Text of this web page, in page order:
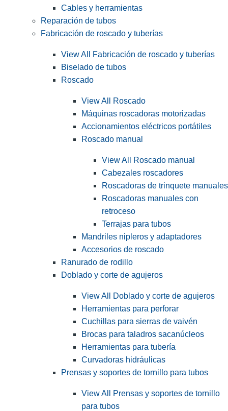
Cables y herramientas
Reparación de tubos
Fabricación de roscado y tuberías
View All Fabricación de roscado y tuberías
Biselado de tubos
Roscado
View All Roscado
Máquinas roscadoras motorizadas
Accionamientos eléctricos portátiles
Roscado manual
View All Roscado manual
Cabezales roscadores
Roscadoras de trinquete manuales
Roscadoras manuales con
retroceso
Terrajas para tubos
Mandriles nipleros y adaptadores
Accesorios de roscado
Ranurado de rodillo
Doblado y corte de agujeros
View All Doblado y corte de agujeros
Herramientas para perforar
Cuchillas para sierras de vaivén
Brocas para taladros sacanúcleos
Herramientas para tubería
Curvadoras hidráulicas
Prensas y soportes de tornillo para tubos
View All Prensas y soportes de tornillo
para tubos